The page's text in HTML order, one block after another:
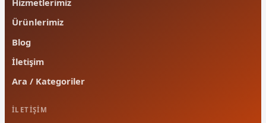
Ürünlerimiz
Blog
İletişim
Ara / Kategoriler
İLETIŞIM